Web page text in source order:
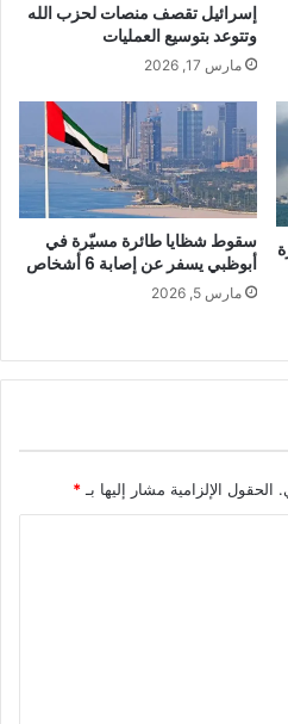
إسرائيل تقصف منصات لحزب الله
وتتوعد بتوسيع العمليات
مارس 17, 2026
سقوط شظايا طائرة مسيّرة في
أبوظبي يسفر عن إصابة 6 أشخاص
مارس 5, 2026
الحقول الإلزامية مشار إليها بـ*